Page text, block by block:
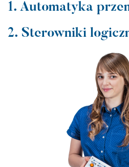
1. Automatyka
2. Sterowniki